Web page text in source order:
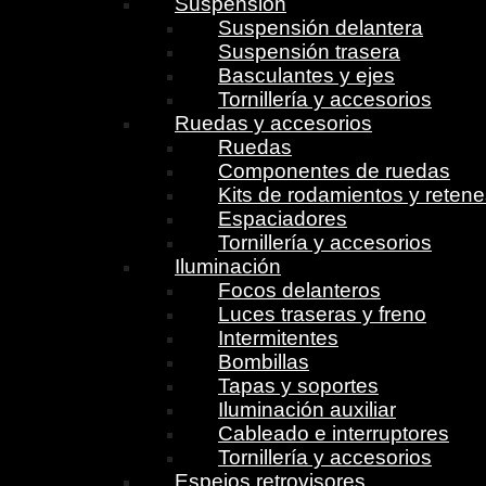
Suspensión delantera
Suspensión trasera
Basculantes y ejes
Tornillería y accesorios
Ruedas y accesorios
Ruedas
Componentes de ruedas
Kits de rodamientos y
Espaciadores
Tornillería y accesorios
Iluminación
Focos delanteros
Luces traseras y freno
Intermitentes
Bombillas
Tapas y soportes
Iluminación auxiliar
Cableado e interruptores
Tornillería y accesorios
Espejos retrovisores